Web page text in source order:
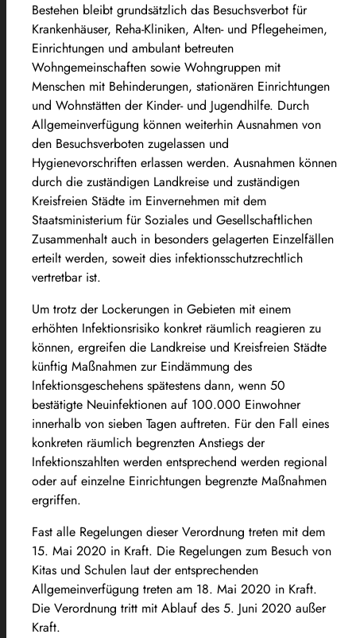
Bestehen bleibt grundsätzlich das Besuchsverbot für
Krankenhäuser, Reha-Kliniken, Alten- und Pflegeheimen,
Einrichtungen und ambulant betreuten
Wohngemeinschaften sowie Wohngruppen mit
Menschen mit Behinderungen, stationären Einrichtungen
und Wohnstätten der Kinder- und Jugendhilfe. Durch
Allgemeinverfügung können weiterhin Ausnahmen von
den Besuchsverboten zugelassen und
Hygienevorschriften erlassen werden. Ausnahmen können
durch die zuständigen Landkreise und zuständigen
Kreisfreien Städte im Einvernehmen mit dem
Staatsministerium für Soziales und Gesellschaftlichen
Zusammenhalt auch in besonders gelagerten Einzelfällen
erteilt werden, soweit dies infektionsschutzrechtlich
vertretbar ist.
Um trotz der Lockerungen in Gebieten mit einem
erhöhten Infektionsrisiko konkret räumlich reagieren zu
können, ergreifen die Landkreise und Kreisfreien Städte
künftig Maßnahmen zur Eindämmung des
Infektionsgeschehens spätestens dann, wenn 50
bestätigte Neuinfektionen auf 100.000 Einwohner
innerhalb von sieben Tagen auftreten. Für den Fall eines
konkreten räumlich begrenzten Anstiegs der
Infektionszahlten werden entsprechend werden regional
oder auf einzelne Einrichtungen begrenzte Maßnahmen
ergriffen.
Fast alle Regelungen dieser Verordnung treten mit dem
15. Mai 2020 in Kraft. Die Regelungen zum Besuch von
Kitas und Schulen laut der entsprechenden
Allgemeinverfügung treten am 18. Mai 2020 in Kraft.
Die Verordnung tritt mit Ablauf des 5. Juni 2020 außer
Kraft.